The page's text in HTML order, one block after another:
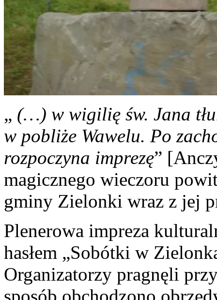
„ (…) w wigilię św. Jana
w pobliże Wawelu. Po
rozpoczyna imprezę”
magicznego wieczoru
gminy Zielonki wraz z jej
Plenerowa impreza
hasłem „Sobótki w
Organizatorzy pragnęli